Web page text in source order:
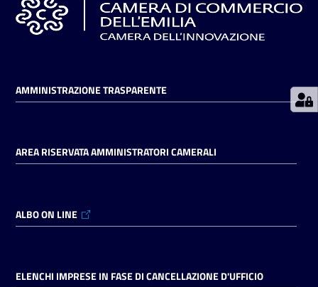
Registrati
su
AMMINISTRAZIONE TRASPARENTE
AREA RISERVATA AMMINISTRATORI CAMERALI
ALBO ON LINE
ELENCHI IMPRESE IN FASE DI CANCELLAZIONE D'UFFICIO